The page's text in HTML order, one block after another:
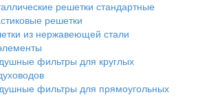
решетки стандартные
решетки
из нержавеющей стали
фильтры для круглых
фильтры для прямоугольных